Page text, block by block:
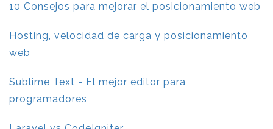
10 Consejos para mejorar el posicionamiento web
Hosting, velocidad de carga y posicionamiento
web
Sublime Text - El mejor editor para
programadores